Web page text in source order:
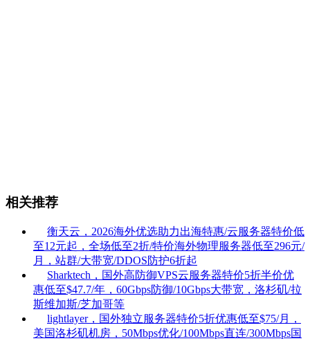
相关推荐
衡天云，2026海外优选助力出海特惠/云服务器特价低
至12元起，全场低至2折/特价海外物理服务器低至296元/
月，站群/大带宽/DDOS防护6折起
Sharktech，国外高防御VPS云服务器特价5折半价优
惠低至$47.7/年，60Gbps防御/10Gbps大带宽，洛杉矶/拉
斯维加斯/芝加哥等
lightlayer，国外独立服务器特价5折优惠低至$75/月，
美国洛杉矶机房，50Mbps优化/100Mbps直连/300Mbps国